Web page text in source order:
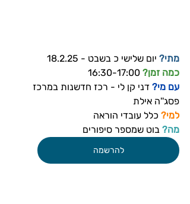
מתי? יום שלישי כ בשבט - 18.2.25
כמה זמן? 16:30-17:00
עם מי? דני קן לי - רכז חדשנות במרכז
פסג''ה אילת
למי? כלל עובדי הוראה
מה? בוט שמספר סיפורים
להרשמה